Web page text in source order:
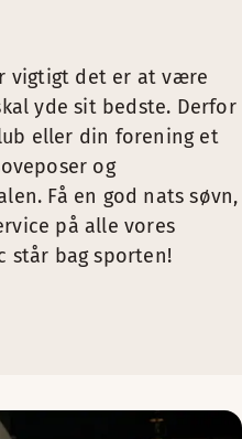
vigtigt det er at være
yde sit bedste. Derfor
eller din forening et
og
Få en god nats søvn,
på alle vores
står bag sporten!